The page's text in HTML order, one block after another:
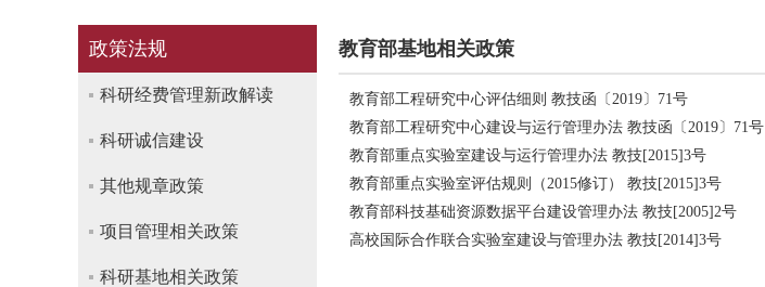
政策法规
科研经费管理新政解读
科研诚信建设
其他规章政策
项目管理相关政策
科研基地相关政策
教育部基地相关政策
教育部工程研究中心评估细则 教技函〔2019〕71号
教育部工程研究中心建设与运行管理办法 教技函〔2019〕71号
教育部重点实验室建设与运行管理办法 教技[2015]3号
教育部重点实验室评估规则（2015修订） 教技[2015]3号
教育部科技基础资源数据平台建设管理办法 教技[2005]2号
高校国际合作联合实验室建设与管理办法 ​教技[2014]3号